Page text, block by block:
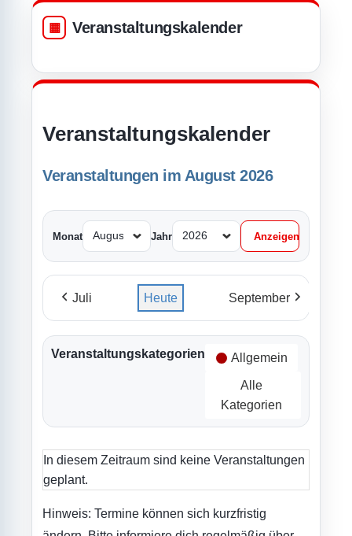
Veranstaltungskalender
Veranstaltungskalender
Veranstaltungen im August 2026
Monat Jahr
Juli Heute September
Veranstaltungskategorien Allgemein
Alle
Kategorien
In diesem Zeitraum sind keine Veranstaltungen
geplant.
Hinweis: Termine können sich kurzfristig